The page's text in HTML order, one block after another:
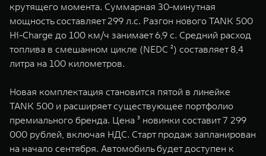
WEY 80
Масштаб возможностей
от 6 449 000 ₽
WEY 80
Масштаб
от 8 099
крутящего момента. Суммарная 30-минутная
мощность составляет 299 л.с. Разгон нового TANK 500
Hi-Charge до 100 км/ч занимает 6,9 с. Cредний расход
топлива в смешанном цикле (NEDC ²) составляет 8,4
литра на 100 километров.
Новая комплектация становится пятой в линейке
TANK 500 и расширяет существующее портфолио
премиального бренда. Цена ³ новинки составит 7 299
000 рублей, включая НДС. Старт продаж запланирован
на начало сентября. Автомобиль будет доступен к